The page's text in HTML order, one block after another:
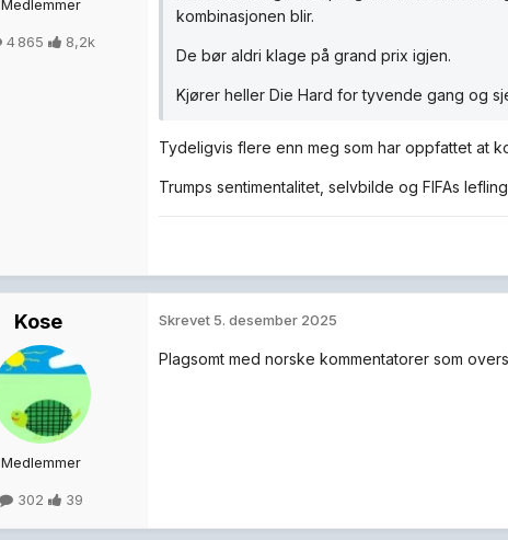
Medlemmer
4 865 8,2k
kombinasjonen blir.
De bør aldri klage på grand prix igjen.
Kjører heller Die Hard for tyvende gang og
Tydeligvis flere enn meg som har oppfattet at
Trumps sentimentalitet, selvbilde og FIFAs
Kose
Medlemmer
302 39
Skrevet 5. desember 2025
Plagsomt med norske kommentatorer som